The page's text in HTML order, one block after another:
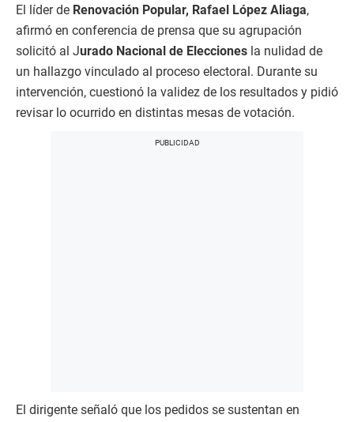
El líder de Renovación Popular, Rafael López Aliaga,
afirmó en conferencia de prensa que su agrupación
solicitó al Jurado Nacional de Elecciones la nulidad de
un hallazgo vinculado al proceso electoral. Durante su
intervención, cuestionó la validez de los resultados y pidió
revisar lo ocurrido en distintas mesas de votación.
El dirigente señaló que los pedidos se sustentan en